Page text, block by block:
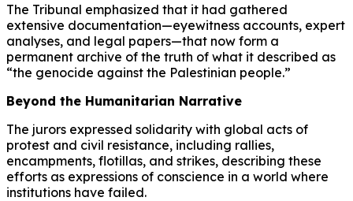
The Tribunal emphasized that it had gathered
extensive documentation—eyewitness accounts, expert
analyses, and legal papers—that now form a
permanent archive of the truth of what it described as
“the genocide against the Palestinian people.”
Beyond the Humanitarian Narrative
The jurors expressed solidarity with global acts of
protest and civil resistance, including rallies,
encampments, flotillas, and strikes, describing these
efforts as expressions of conscience in a world where
institutions have failed.